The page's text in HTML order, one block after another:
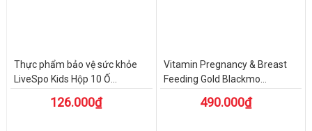
Thực phẩm bảo vệ sức khỏe
LiveSpo Kids Hộp 10 Ố...
126.000₫
Vitamin Pregnancy & Breast
Feeding Gold Blackmo...
490.000₫